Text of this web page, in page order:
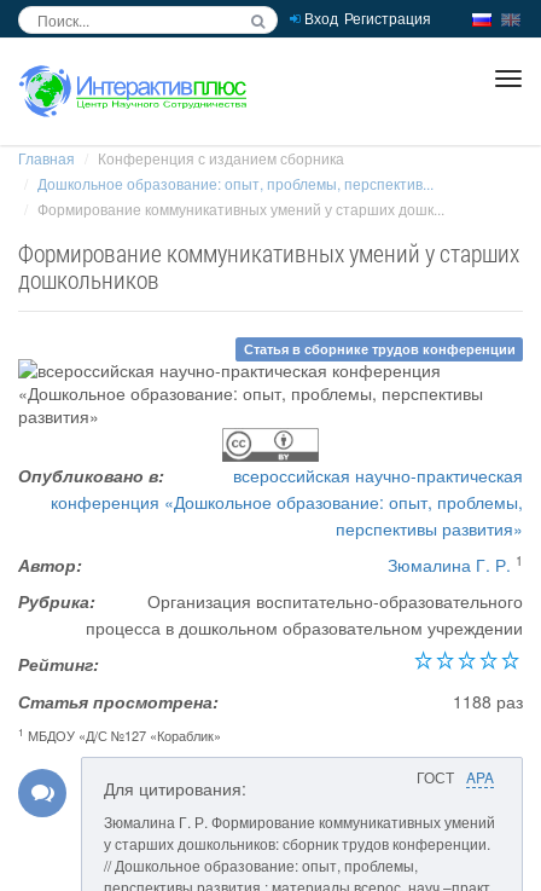
Вход Регистрация
Главная
Конференция с изданием сборника
Дошкольное образование: опыт, проблемы, перспектив...
Формирование коммуникативных умений у старших дошк...
Формирование коммуникативных умений у старших
дошкольников
Статья в сборнике трудов конференции
Опубликовано в:
всероссийская научно-практическая
конференция «Дошкольное образование: опыт, проблемы,
перспективы развития»
Автор:
Зюмалина Г. Р. 1
Рубрика:
Организация воспитательно-образовательного
процесса в дошкольном образовательном учреждении
Рейтинг:
Статья просмотрена:
1188 раз
1 МБДОУ «Д/С №127 «Кораблик»
ГОСТ APA
Для цитирования:
Зюмалина Г. Р. Формирование коммуникативных умений
у старших дошкольников: сборник трудов конференции.
// Дошкольное образование: опыт, проблемы,
перспективы развития : материалы всерос. науч.–практ.